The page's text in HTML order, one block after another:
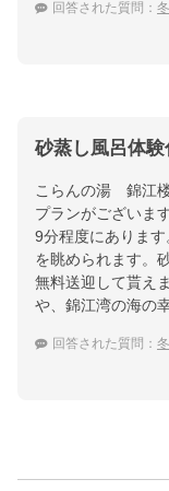
回答された質問： 冬
砂蒸し風呂体
こらんの湯 錦江
プランがございま
9分程度にありま
を眺められます。
無料送迎して貰え
や、錦江湾の海の
回答された質問： 冬